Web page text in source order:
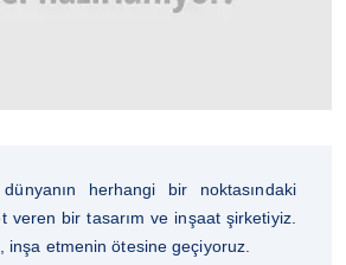
herhangi bir noktasındaki
veren bir tasarım ve inşaat şirketiyiz.
inşa etmenin ötesine geçiyoruz.